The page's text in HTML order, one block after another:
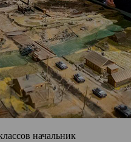
начальник